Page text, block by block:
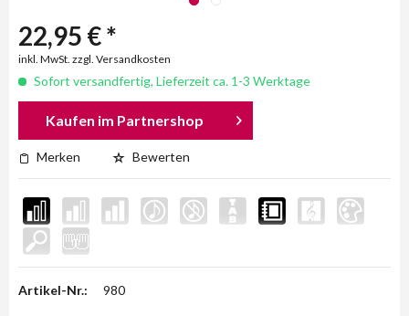
22,95 € *
inkl. MwSt. zzgl. Versandkosten
Sofort versandfertig, Lieferzeit ca. 1-3 Werktage
Kaufen im Partnershop
Merken Bewerten
Artikel-Nr.: 980